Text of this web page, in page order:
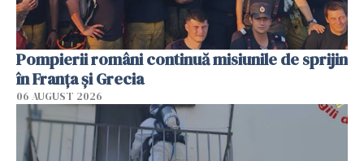
Pompierii români continuă misiunile de sprijin
în Franţa şi Grecia
06 AUGUST 2026